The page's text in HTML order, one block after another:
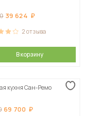
39 624
2отзыва
В корзину
кухня Сан-Ремо
69 700